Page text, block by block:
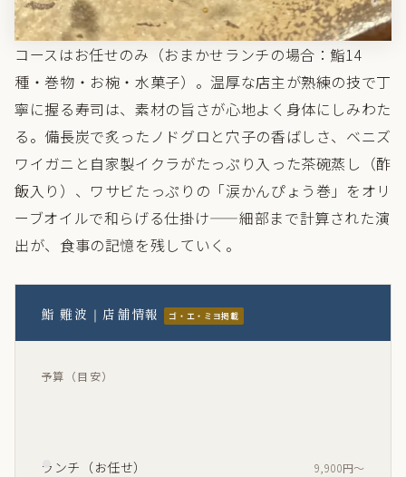
コースはお任せのみ（おまかせランチの場合：鮨14
種・巻物・お椀・水菓子）。温厚な店主が熟練の技で丁
寧に握る寿司は、素材の旨さが心地よく身体にしみわた
る。備長炭で炙ったノドグロと穴子の香ばしさ、ベニズ
ワイガニと自家製イクラがたっぷり入った茶碗蒸し（酢
飯入り）、ワサビたっぷりの「涙かんぴょう巻」をオリ
ーブオイルで和らげる仕掛け——細部まで計算された演
出が、食事の記憶を残していく。
鮨 難波｜店舗情報 ゴ・エ・ミヨ掲載
予算（目安）
ランチ（お任せ） 9,900円〜